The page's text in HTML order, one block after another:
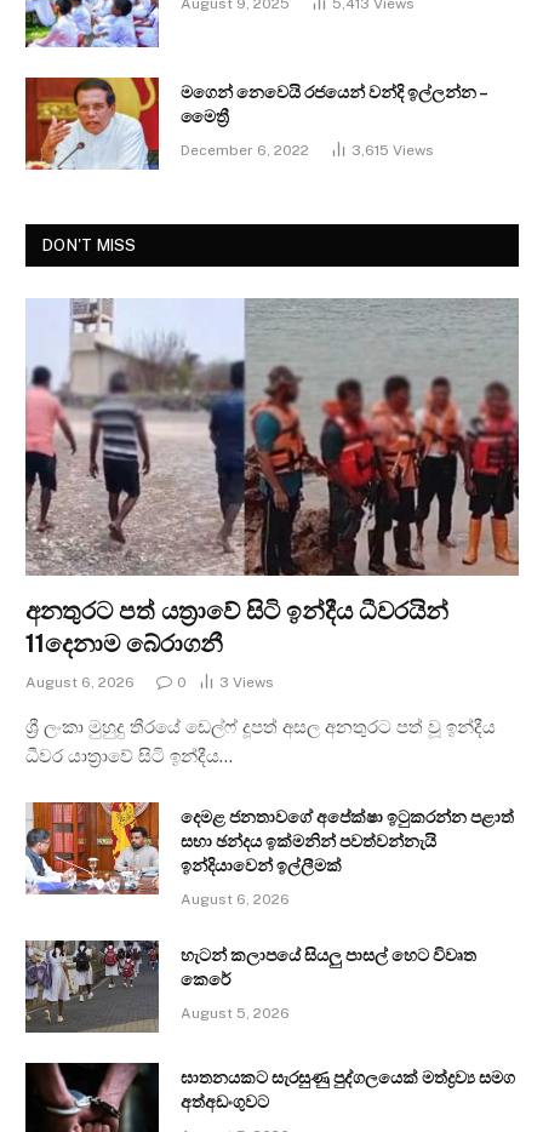
August 9, 2025 5,413 Views
මගෙන් නෙවෙයි රජයෙන් වන්දි ඉල්ලන්න –
මෛත්‍රී
December 6, 2022 3,615 Views
DON'T MISS
අනතුරට පත් යත්‍රාවේ සිටි ඉන්දීය ධීවරයින්
11දෙනාම බේරාගනී
August 6, 2026 0 3 Views
ශ්‍රී ලංකා මුහුදු තීරයේ ඩෙල්ෆ් දූපත් අසල අනතුරට පත් වූ ඉන්දීය
ධීවර යාත්‍රාවේ සිටි ඉන්දීය…
දෙමළ ජනතාවගේ අපේක්ෂා ඉටුකරන්න පළාත්
සභා ඡන්දය ඉක්මනින් පවත්වන්නැයි
ඉන්දියාවෙන් ඉල්ලීමක්
August 6, 2026
හැටන් කලාපයේ සියලු පාසල් හෙට විවෘත
කෙරේ
August 5, 2026
ඝාතනයකට සැරසුණු පුද්ගලයෙක් මත්ද්‍රව්‍ය සමග
අත්අඩංගුවට